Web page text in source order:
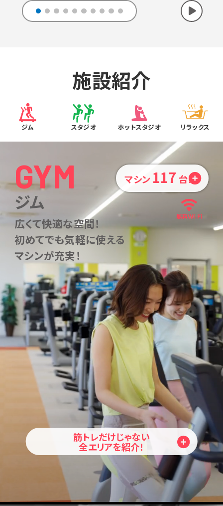
施設紹介
ジム スタジオ ホットスタジオ リラックス
GYM
ジム
広くて快適な空間！
初めてでも気軽に使える
マシンが充実！
マシン 117 台！
筋トレだけじゃない
全エリアを紹介！